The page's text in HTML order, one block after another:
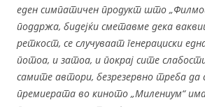
еден симпатичен продукт што
поддржа, бидејќи сметавме дека
реткост, се случуваат генерациски
потоа, и затоа, и покрај сите
самите автори, безрезервно треба
премиерата во киното „Милениум“